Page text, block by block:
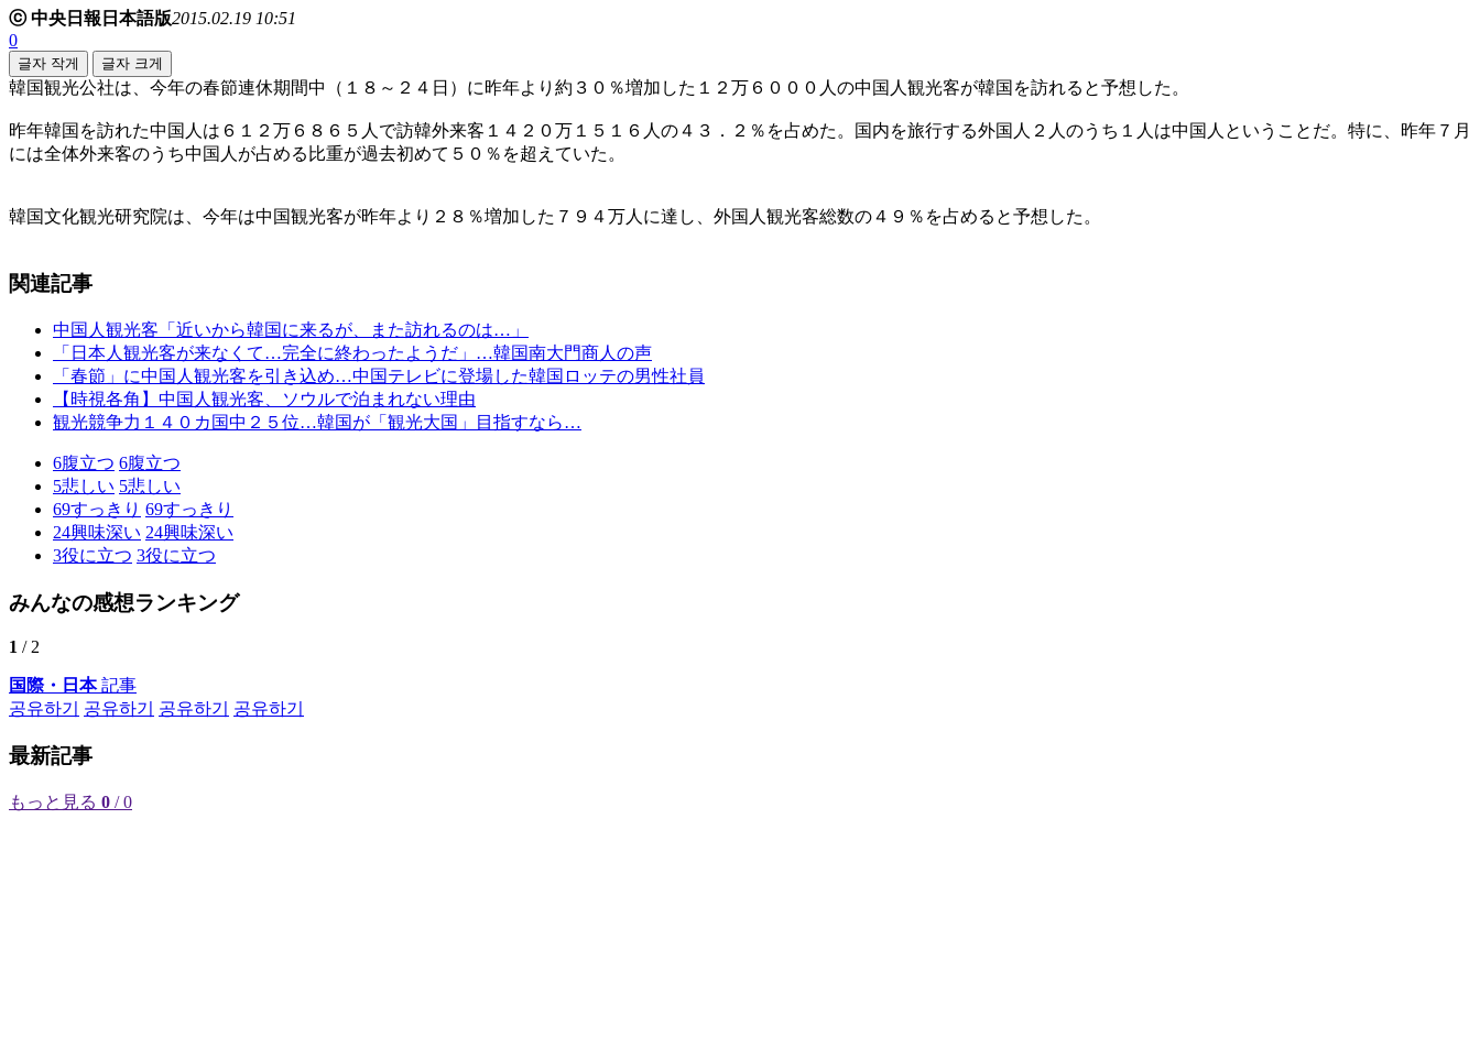
ⓒ 中央日報日本語版2015.02.19 10:51
0
글자 작게 글자 크게
韓国観光公社は、今年の春節連休期間中（１８～２４日）に昨年より約３０％増加した１２万６０００人の中国人観光客が韓国を訪れると予想した。
昨年韓国を訪れた中国人は６１２万６８６５人で訪韓外来客１４２０万１５１６人の４３．２％を占めた。国内を旅行する外国人２人のうち１人は中国人ということだ。特に、昨年７月
には全体外来客のうち中国人が占める比重が過去初めて５０％を超えていた。
韓国文化観光研究院は、今年は中国観光客が昨年より２８％増加した７９４万人に達し、外国人観光客総数の４９％を占めると予想した。
関連記事
中国人観光客「近いから韓国に来るが、また訪れるのは…」
「日本人観光客が来なくて…完全に終わったようだ」…韓国南大門商人の声
「春節」に中国人観光客を引き込め…中国テレビに登場した韓国ロッテの男性社員
【時視各角】中国人観光客、ソウルで泊まれない理由
観光競争力１４０カ国中２５位…韓国が「観光大国」目指すなら…
6腹立つ 6腹立つ
5悲しい 5悲しい
69すっきり 69すっきり
24興味深い 24興味深い
3役に立つ 3役に立つ
みんなの感想ランキング
1 / 2
国際・日本記事
공유하기
공유하기 공유하기 공유하기
最新記事
もっと見る 0 / 0